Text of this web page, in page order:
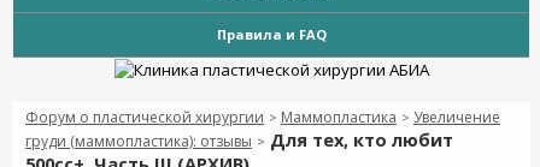
Правила и FAQ
Форум о пластической хирургии > Маммопластика > Увеличение
груди (маммопластика): отзывы > Для тех, кто любит